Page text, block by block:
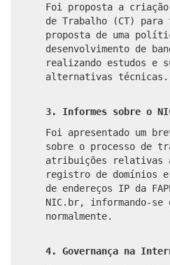
Foi proposta a criação
de Trabalho (CT)
proposta de uma
desenvolvimento de
realizando estudos e
alternativas técnicas.
3. Informes sobre o
Foi apresentado um
sobre o processo de
atribuições relativas
registro de domínios
de endereços IP da
NIC.br, informando-se
normalmente.
4. Governança na